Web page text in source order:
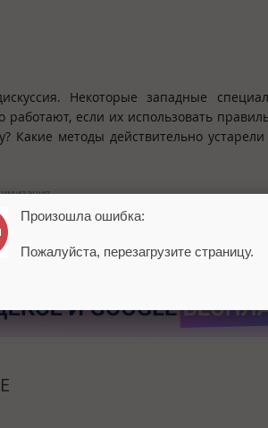
Некоторые западные
если их использовать
Какие методы действительно
Произошла ошибка:
Пожалуйста, перезагрузите страницу.